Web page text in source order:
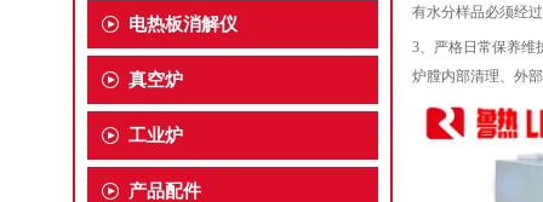
电热板消解仪
真空炉
工业炉
产品配件
有水分样品必须经
3、严格日常保养维
炉膛内部清理、外